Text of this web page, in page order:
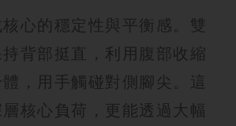
心的穩定性與平衡感。雙
背部挺直，利用腹部收縮
，用手觸碰對側腳尖。這
核心負荷，更能透過大幅